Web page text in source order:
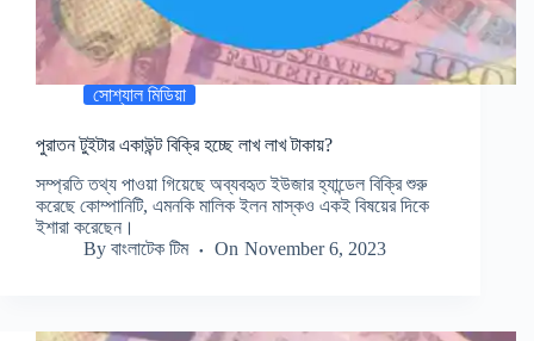
সোশ্যাল মিডিয়া
পুরাতন টুইটার একাউন্ট বিক্রি হচ্ছে লাখ লাখ টাকায়?
সম্প্রতি তথ্য পাওয়া গিয়েছে অব্যবহৃত ইউজার হ্যান্ডেল বিক্রি শুরু
করেছে কোম্পানিটি, এমনকি মালিক ইলন মাস্কও একই বিষয়ের দিকে
ইশারা করেছেন।
By বাংলাটেক টিম On November 6, 2023